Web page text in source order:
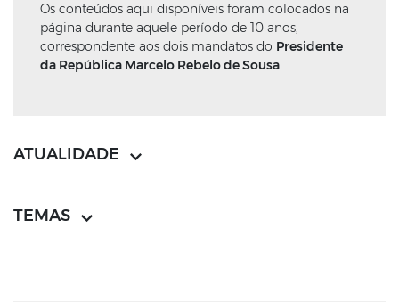
Os conteúdos aqui disponíveis foram colocados na
página durante aquele período de 10 anos,
correspondente aos dois mandatos do Presidente
da República Marcelo Rebelo de Sousa.
ATUALIDADE
TEMAS